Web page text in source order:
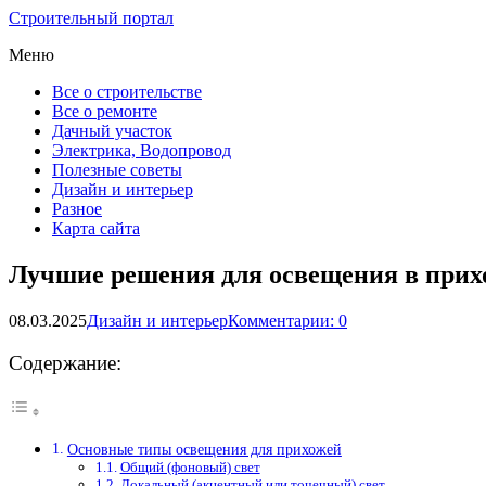
Строительный портал
Меню
Все о строительстве
Все о ремонте
Дачный участок
Электрика, Водопровод
Полезные советы
Дизайн и интерьер
Разное
Карта сайта
Лучшие решения для освещения в
08.03.2025Дизайн и интерьерКомментарии: 0
Содержание:
Основные типы освещения для прихожей
Общий (фоновый) свет